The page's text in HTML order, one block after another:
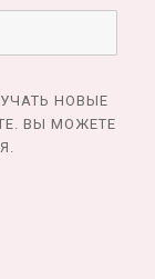
НОВЫЕ
ВЫ МОЖЕТЕ